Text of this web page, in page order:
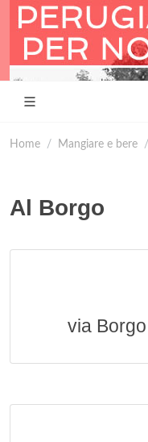
Home Mangiare e bere
Al Borgo
via